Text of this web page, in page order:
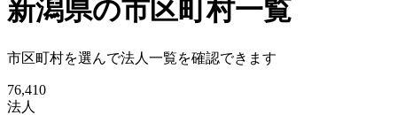
新潟県の市区町村一覧
市区町村を選んで法人一覧を確認できます
76,410
法人